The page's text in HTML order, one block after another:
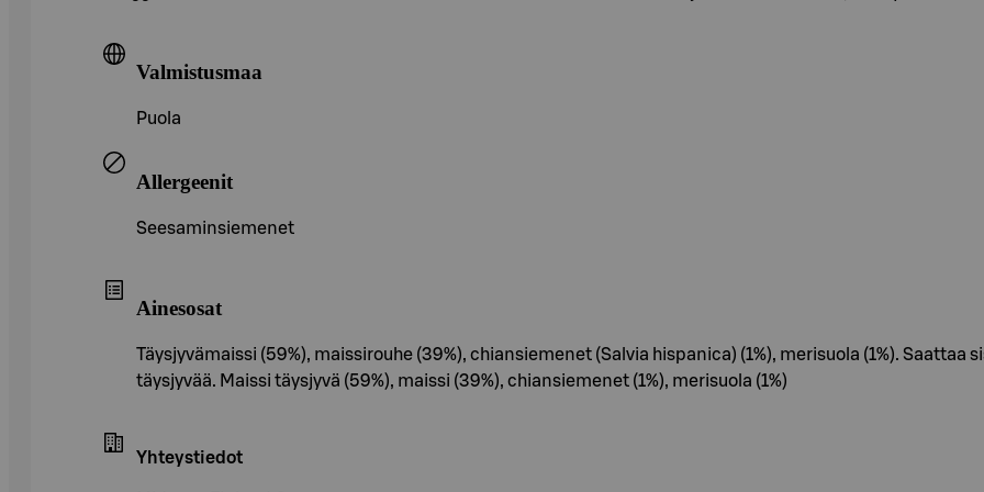
Valmistusmaa
Puola
Allergeenit
Seesaminsiemenet
Ainesosat
Täysjyvämaissi (59%), maissirouhe (39%), chiansiemenet (Salvia hispanica) (1%), merisuola (1%).
täysjyvää. Maissi täysjyvä (59%), maissi (39%), chiansiemenet (1%), merisuola (1%)
Yhteystiedot